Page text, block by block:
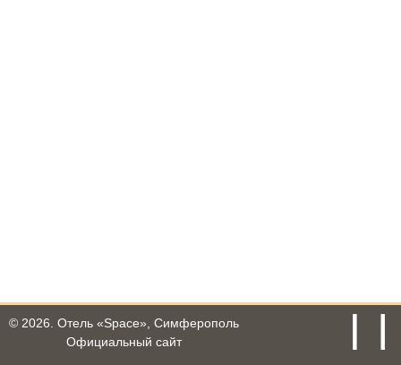
© 2026. Отель «Space», Симферополь
Официальный сайт